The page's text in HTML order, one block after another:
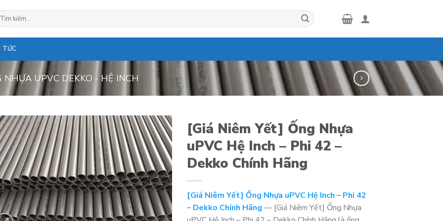
TỨC
NHỰA UPVC DEKKO - HỆ INCH
[Giá Niêm Yết] Ống Nhựa
uPVC Hệ Inch – Phi 42 –
Dekko Chính Hãng
[Giá Niêm Yết] Ống Nhựa uPVC Hệ Inch – Phi 42
– Dekko Chính Hãng — [Giá Niêm Yết] Ống Nhựa